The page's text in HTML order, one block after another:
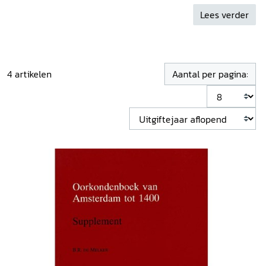
Lees verder
4artikelen Aantal per pagina: